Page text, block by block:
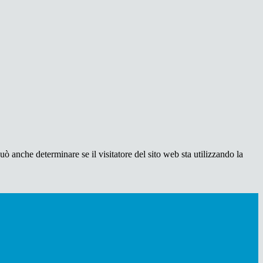
anche determinare se il visitatore del sito web sta utilizzando la